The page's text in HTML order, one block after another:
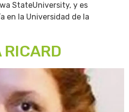
StateUniversity, y es
en la Universidad de la
RICARD